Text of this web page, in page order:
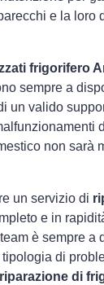
e la loro
frigorifero
sempre a
un valido
non sarà
un servizio di
e in
è sempre a
di
riparazione di